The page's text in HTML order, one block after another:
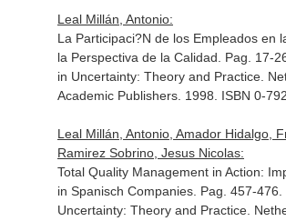
Leal Millán, Antonio:
La Participaci?N de los Empleados en
la Perspectiva de la Calidad. Pag. 17-
in Uncertainty: Theory and Practice.
Academic Publishers. 1998. ISBN 0-
Leal Millán, Antonio, Amador Hidalgo,
Ramirez Sobrino, Jesus Nicolas:
Total Quality Management in Action:
in Spanisch Companies. Pag. 457-476.
Uncertainty: Theory and Practice.